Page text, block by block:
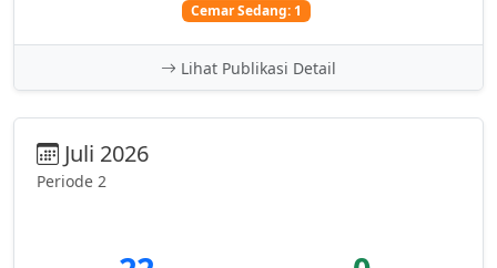
Cemar Sedang: 1
Lihat Publikasi Detail
Juli 2026
Periode 2